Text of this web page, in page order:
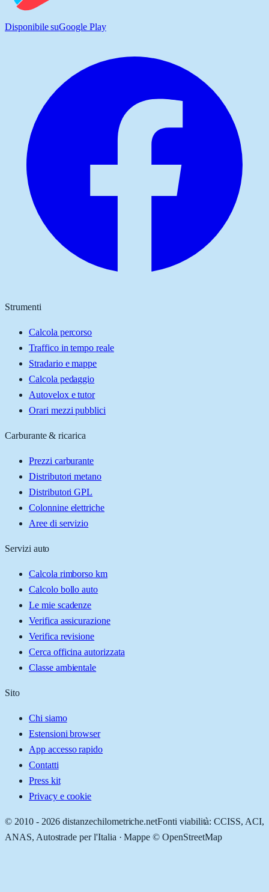
Disponibile suGoogle Play
Strumenti
Calcola percorso
Traffico in tempo reale
Stradario e mappe
Calcola pedaggio
Autovelox e tutor
Orari mezzi pubblici
Carburante & ricarica
Prezzi carburante
Distributori metano
Distributori GPL
Colonnine elettriche
Aree di servizio
Servizi auto
Calcola rimborso km
Calcolo bollo auto
Le mie scadenze
Verifica assicurazione
Verifica revisione
Cerca officina autorizzata
Classe ambientale
Sito
Chi siamo
Estensioni browser
App accesso rapido
Contatti
Press kit
Privacy e cookie
© 2010 - 2026 distanzechilometriche.netFonti viabilità: CCISS, ACI,
ANAS, Autostrade per l'Italia · Mappe © OpenStreetMap